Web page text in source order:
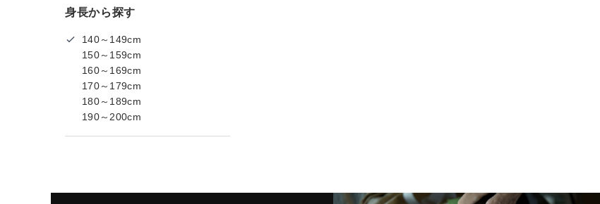
身長から探す
140～149cm
150～159cm
160～169cm
170～179cm
180～189cm
190～200cm